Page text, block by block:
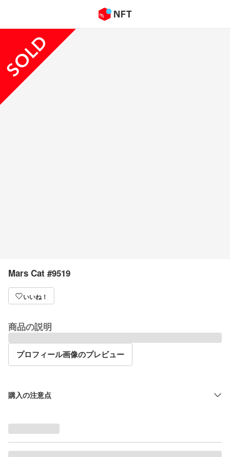
Mars Cat #9519
いいね！
商品の説明
プロフィール画像のプレビュー
購入の注意点